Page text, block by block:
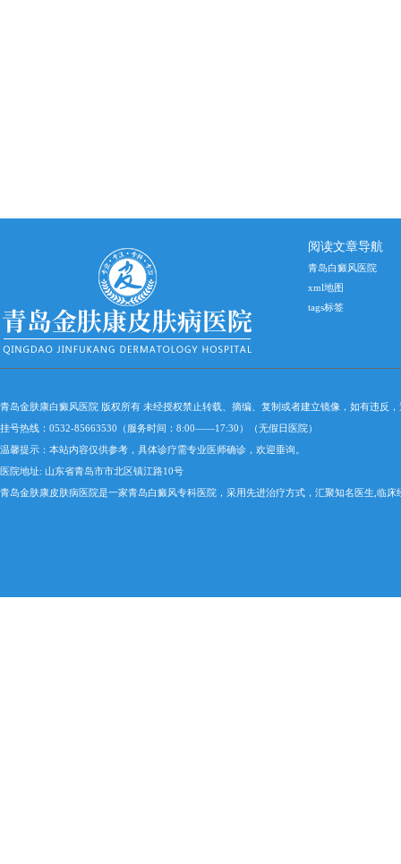
阅读文章导航
青岛白癜风医院
xml地图
tags标签
青岛金肤康白癜风医院 版权所有 未经授权禁止转载、摘编、复制或者建立镜像，如有违反
挂号热线：0532-85663530（服务时间：8:00——17:30）（无假日医院）
温馨提示：本站内容仅供参考，具体诊疗需专业医师确诊，欢迎垂询。
医院地址: 山东省青岛市市北区镇江路10号
青岛金肤康皮肤病医院是一家青岛白癜风专科医院，采用先进治疗方式，汇聚知名医生,临床